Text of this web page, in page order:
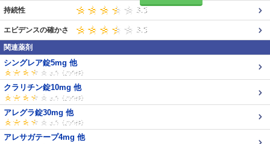
持続性
エビデンスの確かさ
関連薬剤
シングレア錠5mg 他
クラリチン錠10mg 他
アレグラ錠30mg 他
アレサガテープ4mg 他